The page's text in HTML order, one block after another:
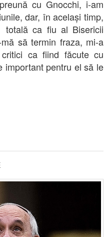
cu Gnocchi, i-am
dar, în același timp,
totală ca fiu al Bisericii
să termin fraza, mi-a
ca fiind făcute cu
important pentru el să le